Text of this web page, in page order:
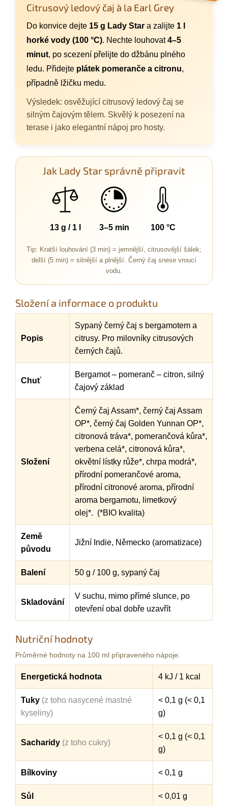
Citrusový ledový čaj à la Earl Grey
Do konvice dejte 15 g Lady Star a zalijte 1 l
horké vody (100 °C). Nechte louhovat4–5
minut, po scezení přelijte do džbánu plného
ledu. Přidejte plátek pomeranče a citronu,
případně lžičku medu.
Výsledek: osvěžující citrusový ledový čaj se
silným čajovým tělem. Skvělý k posezení na
terase i jako elegantní nápoj pro hosty.
Jak Lady Star správně připravit
13 g / 1 l 3–5 min 100 °C
Tip: Kratší louhování (3 min) = jemnější, citrusovější šálek;
delší (5 min) = silnější a plnější. Černý čaj snese vroucí
vodu.
Složení a informace o produktu
Popis
Sypaný černý čaj s bergamotem a
citrusy. Pro milovníky citrusových
černých čajů.
Chuť
Bergamot – pomeranč – citron, silný
čajový základ
Složení
Černý čaj Assam*, černý čaj Assam
OP*, černý čaj Golden Yunnan OP*,
citronová tráva*, pomerančová kůra*,
verbena celá*, citronová kůra*,
okvětní lístky růže*, chrpa modrá*,
přírodní pomerančové aroma,
přírodní citronové aroma, přírodní
aroma bergamotu, limetkový
olej*. (*BIO kvalita)
Země
původu
Jižní Indie, Německo (aromatizace)
Balení 50 g / 100 g, sypaný čaj
Skladování
V suchu, mimo přímé slunce, po
otevření obal dobře uzavřít
Nutriční hodnoty
Průměrné hodnoty na 100 ml připraveného nápoje:
Energetická hodnota 4 kJ / 1 kcal
Tuky (z toho nasycené mastné
kyseliny)
< 0,1 g (< 0,1
g)
Sacharidy (z toho cukry)
< 0,1 g (< 0,1
g)
Bílkoviny < 0,1 g
Sůl < 0,01 g